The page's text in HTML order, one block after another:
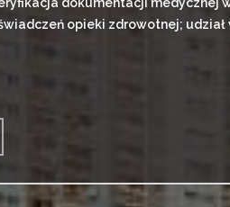
opieki zdrowotnej;